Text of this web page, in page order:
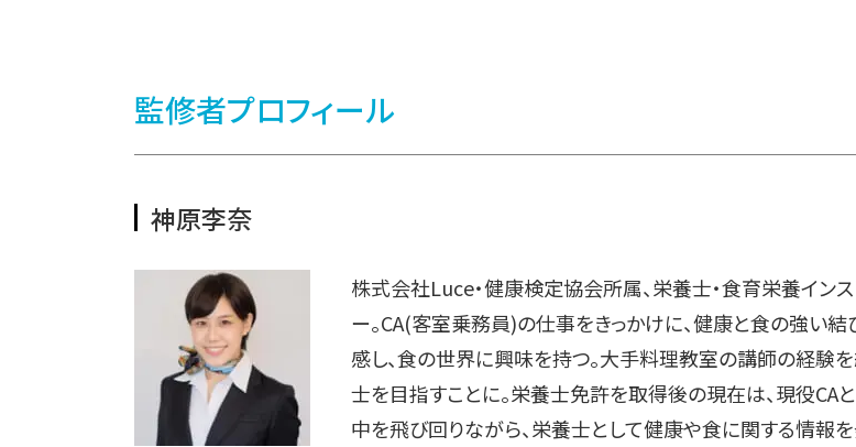
監修者プロフィール
神原李奈
株式会社Luce・健康検定協会所属、栄養士・食育栄養インス
ー。CA(客室乗務員)の仕事をきっかけに、健康と食の強い結
感し、食の世界に興味を持つ。大手料理教室の講師の経験を
士を目指すことに。栄養士免許を取得後の現在は、現役CA
中を飛び回りながら、栄養士として健康や食に関する情報